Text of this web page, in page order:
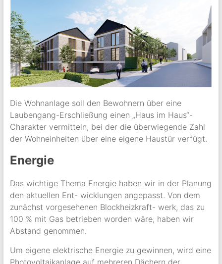
Die Wohnanlage soll den Bewohnern über eine
Laubengang-Erschließung einen „Haus im Haus“-
Charakter vermitteln, bei der die überwiegende Zahl
der Wohneinheiten über eine eigene Haustür verfügt.
Energie
Das wichtige Thema Energie haben wir in der Planung
den aktuellen Ent- wicklungen angepasst. Von dem
zunächst vorgesehenen Blockheizkraft- werk, das zu
100 % mit Gas betrieben worden wäre, haben wir
Abstand genommen.
Um eigene elektrische Energie zu gewinnen, wird eine